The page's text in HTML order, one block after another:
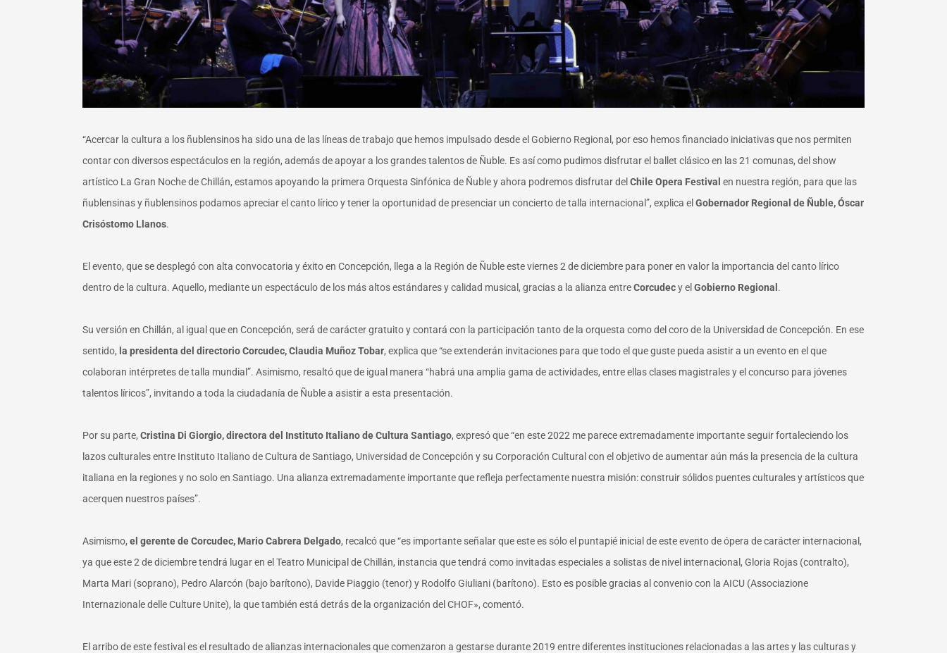
“Acercar la cultura a los ñublensinos ha sido una de las líneas de trabajo que hemos impulsado desde el Gobierno Regional, por eso hemos financiado iniciativas que nos permiten
contar con diversos espectáculos en la región, además de apoyar a los grandes talentos de Ñuble. Es así como pudimos disfrutar el ballet clásico en las 21 comunas, del show
artístico La Gran Noche de Chillán, estamos apoyando la primera Orquesta Sinfónica de Ñuble y ahora podremos disfrutar del Chile Opera Festival en nuestra región, para que las
ñublensinas y ñublensinos podamos apreciar el canto lírico y tener la oportunidad de presenciar un concierto de talla internacional”, explica el Gobernador Regional de Ñuble, Óscar
Crisóstomo Llanos.
El evento, que se desplegó con alta convocatoria y éxito en Concepción, llega a la Región de Ñuble este viernes 2 de diciembre para poner en valor la importancia del canto lírico
dentro de la cultura. Aquello, mediante un espectáculo de los más altos estándares y calidad musical, gracias a la alianza entreCorcudecy el Gobierno Regional .
Su versión en Chillán, al igual que en Concepción, será de carácter gratuito y contará con la participación tanto de la orquesta como del coro de la Universidad de Concepción. En ese
sentido, la presidenta del directorio Corcudec, Claudia Muñoz Tobar, explica que “se extenderán invitaciones para que todo el que guste pueda asistir a un evento en el que
colaboran intérpretes de talla mundial”. Asimismo, resaltó que de igual manera “habrá una amplia gama de actividades, entre ellas clases magistrales y el concurso para jóvenes
talentos líricos”, invitando a toda la ciudadanía de Ñuble a asistir a esta presentación.
Por su parte, Cristina Di Giorgio, directora del Instituto Italiano de Cultura Santiago, expresó que “en este 2022 me parece extremadamente importante seguir fortaleciendo los
lazos culturales entre Instituto Italiano de Cultura de Santiago, Universidad de Concepción y su Corporación Cultural con el objetivo de aumentar aún más la presencia de la cultura
italiana en la regiones y no solo en Santiago. Una alianza extremadamente importante que refleja perfectamente nuestra misión: construir sólidos puentes culturales y artísticos que
acerquen nuestros países”.
Asimismo, el gerente de Corcudec, Mario Cabrera Delgado, recalcó que “es importante señalar que este es sólo el puntapié inicial de este evento de ópera de carácter internacional,
ya que este 2 de diciembre tendrá lugar en el Teatro Municipal de Chillán, instancia que tendrá como invitadas especiales a solistas de nivel internacional, Gloria Rojas (contralto),
Marta Mari (soprano), Pedro Alarcón (bajo barítono), Davide Piaggio (tenor) y Rodolfo Giuliani (barítono). Esto es posible gracias al convenio con la AICU (Associazione
Internazionale delle Culture Unite), la que también está detrás de la organización del CHOF», comentó.
El arribo de este festival es el resultado de alianzas internacionales que comenzaron a gestarse durante 2019 entre diferentes instituciones relacionadas a las artes y las culturas y